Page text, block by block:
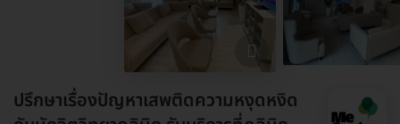
ปรึกษาเรื่องปัญหาเสพติดความหงุดหงิด